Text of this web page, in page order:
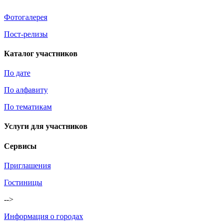
Фотогалерея
Пост-релизы
Каталог участников
По дате
По алфавиту
По тематикам
Услуги для участников
Сервисы
Приглашения
Гостиницы
-->
Информация о городах